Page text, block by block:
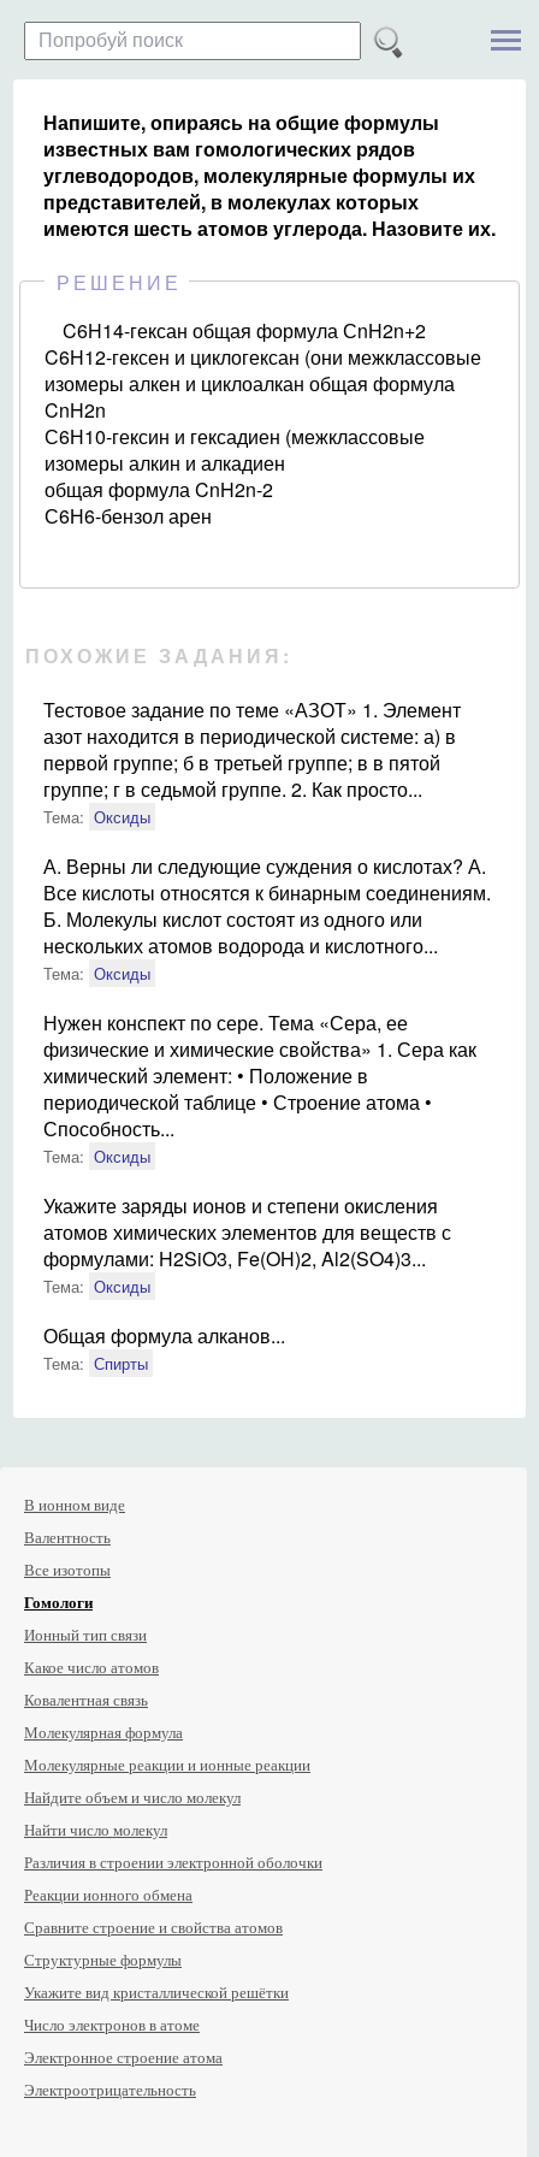
Напишите, опираясь на общие формулы
известных вам гомологических рядов
углеводородов, молекулярные формулы их
представителей, в молекулах которых
имеются шесть атомов углерода. Назовите их.
РЕШЕНИЕ
C6H14-гексан общая формула СnH2n+2
C6H12-гексен и циклогексан (они межклассовые
изомеры алкен и циклоалкан общая формула
CnH2n
С6Н10-гексин и гексадиен (межклассовые
изомеры алкин и алкадиен
общая формула CnH2n-2
С6Н6-бензол арен
ПОХОЖИЕ ЗАДАНИЯ:
Тестовое задание по теме «АЗОТ» 1. Элемент
азот находится в периодической системе: а) в
первой группе; б в третьей группе; в в пятой
группе; г в седьмой группе. 2. Как просто...
Тема: Оксиды
А. Верны ли следующие суждения о кислотах? А.
Все кислоты относятся к бинарным соединениям.
Б. Молекулы кислот состоят из одного или
нескольких атомов водорода и кислотного...
Тема: Оксиды
Нужен конспект по сере. Тема «Сера, ее
физические и химические свойства» 1. Сера как
химический элемент: • Положение в
периодической таблице • Строение атома •
Способность...
Тема: Оксиды
Укажите заряды ионов и степени окисления
атомов химических элементов для веществ с
формулами: H2SiO3, Fe(OH)2, Al2(SO4)3...
Тема: Оксиды
Общая формула алканов...
Тема: Спирты
В ионном виде
Валентность
Все изотопы
Гомологи
Ионный тип связи
Какое число атомов
Ковалентная связь
Молекулярная формула
Молекулярные реакции и ионные реакции
Найдите объем и число молекул
Найти число молекул
Различия в строении электронной оболочки
Реакции ионного обмена
Сравните строение и свойства атомов
Структурные формулы
Укажите вид кристаллической решётки
Число электронов в атоме
Электронное строение атома
Электроотрицательность